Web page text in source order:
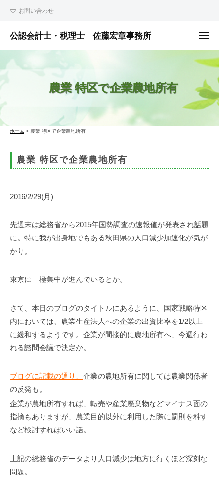
へ
ス
ッ
プ
お問い合わせ
公認会計士・税理士 佐藤宏章事務所
公
認
理
佐
宏
事
メ
ュ
ー
農業 特区で企業農地所有
ホーム > 農業 特区で企業農地所有
農業 特区で企業農地所有
2016/2/29(月)
先週末は総務省から2015年国勢調査の速報値が発表され話題
に。特に我が出身地でもある秋田県の人口減少加速化が気が
かり。
東京に一極集中が進んでいるとか。
さて、本日のブログのタイトルにあるように、国家戦略特区
内においては、農業生産法人への企業の出資比率を1/2以上
に緩和するようです。企業が間接的に農地所有へ、今週行わ
れる諮問会議で決定か。
ブログに記載の通り、 企業の農地所有に関しては農業関係者
の反発も。
企業が農地所有すれば、転売や産業廃棄物などマイナス面の
指摘もありますが、農業目的以外に利用した際に罰則を科す
など検討すればいい話。
上記の総務省のデータより人口減少は地方に行くほど深刻な
問題。